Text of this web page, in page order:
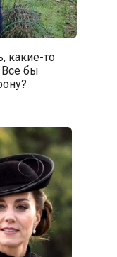
какие-то
Все бы